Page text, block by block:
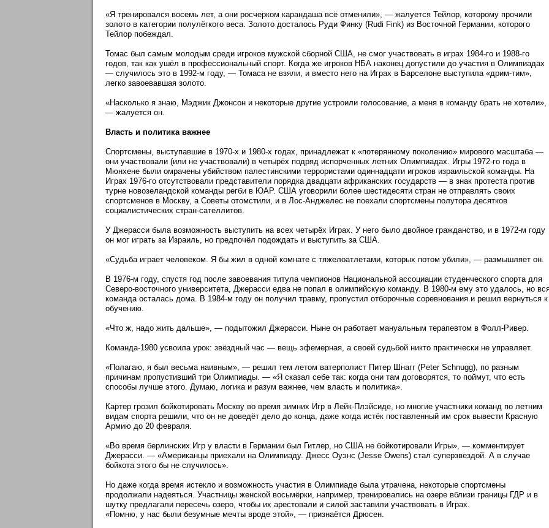
«Я тренировался восемь лет, а они росчерком карандаша всё отменили», — жалуется Тейлор, которому прочили
золото в категории полулёгкого веса. Золото досталось Руди Финку (Rudi Fink) из Восточной Германии, которого
Тейлор побеждал.
Томас был самым молодым среди игроков мужской сборной США, не смог участвовать в играх 1984-го и 1988-го
годов, так как ушёл в профессиональный спорт. Когда же игроков НБА наконец допустили до участия в Олимпиадах
— случилось это в 1992-м году, — Томаса не взяли, и вместо него на Играх в Барселоне выступила «дрим-тим»,
легко завоевавшая золото.
«Насколько я знаю, Мэджик Джонсон и некоторые другие устроили голосование, а меня в команду брать не хотели»,
— жалуется он.
Власть и политика важнее
Спортсмены, выступавшие в 1970-х и 1980-х годах, принадлежат к «потерянному поколению» мирового масштаба —
они участвовали (или не участвовали) в четырёх подряд испорченных летних Олимпиадах. Игры 1972-го года в
Мюнхене были омрачены убийством палестинскими террористами одиннадцати игроков израильской команды. На
Играх 1976-го отсутствовали представители порядка двадцати африканских государств — в знак протеста против
турне новозеландской команды регби в ЮАР. США уговорили более шестидесяти стран не отправлять своих
спортсменов в Москву, а Советы отомстили, и в Лос-Анджелес не поехали спортсмены полутора десятков
социалистических стран-сателлитов.
У Джерасси была возможность выступить на всех четырёх Играх. У него было двойное гражданство, и в 1972-м году
он мог играть за Израиль, но предпочёл подождать и выступить за США.
«Судьба играет человеком. Я бы жил в одной комнате с тяжелоатлетами, которых потом убили», — размышляет он.
В 1976-м году, спустя год после завоевания титула чемпионов Национальной ассоциации студенческого спорта для
Северо-восточного университета, Джерасси едва не попал в олимпийскую команду. В 1980-м ему это удалось, но
команда осталась дома. В 1984-м году он получил травму, пропустил отборочные соревнования и решил вернуться к
обучению.
«Что ж, надо жить дальше», — подытожил Джерасси. Ныне он работает мануальным терапевтом в Фолл-Ривер.
Команда-1980 усвоила урок: звёздный час — вещь эфемерная, а своей судьбой никто практически не управляет.
«Полагаю, я был весьма наивным», — решил тем летом ватерполист Питер Шнагг (Peter Schnugg), по разным
причинам пропустивший три Олимпиады. — «Я сказал себе так: когда они там договорятся, то поймут, что есть
способы лучше этого. Думаю, логика и разум важнее, чем власть и политика».
Картер грозил бойкотировать Москву во время зимних Игр в Лейк-Плэйсиде, но многие участники команд по летним
видам спорта решили, что он не доведёт дело до конца, даже когда истёк поставленный им срок вывести Красную
Армию до 20 февраля.
«Во время берлинских Игр у власти в Германии был Гитлер, но США не бойкотировали Игры», — комментирует
Джерасси. — «Американцы приехали на Олимпиаду. Джесс Оуэнс (Jesse Owens) стал суперзвездой. А в случае
бойкота этого бы не случилось».
Но даже когда время истекло и возможность участия в Олимпиаде была утрачена, некоторые спортсмены
продолжали надеяться. Участницы женской восьмёрки, например, тренировались на озере вблизи границы ГДР и в
шутку предлагали пересечь озеро, чтобы их арестовали и силой заставили участвовать в Играх.
«Помню, у нас были безумные мечты вроде этой», — признаётся Дрюсен.